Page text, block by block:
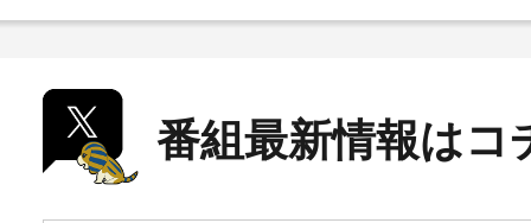
番組最新情報はコ